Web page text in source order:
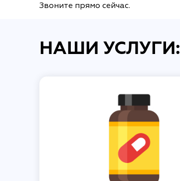
Звоните прямо сейчас.
НАШИ УСЛУГИ: